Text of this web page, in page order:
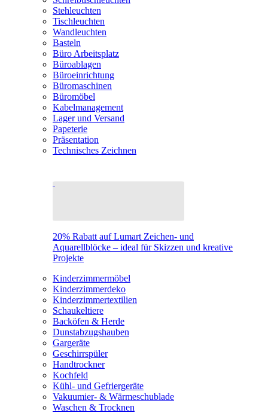
Stehleuchten
Tischleuchten
Wandleuchten
Basteln
Büro Arbeitsplatz
Büroablagen
Büroeinrichtung
Büromaschinen
Büromöbel
Kabelmanagement
Lager und Versand
Papeterie
Präsentation
Technisches Zeichnen
20% Rabatt auf Lumart Zeichen- und
Aquarellblöcke – ideal für Skizzen und kreative
Projekte
Kinderzimmermöbel
Kinderzimmerdeko
Kinderzimmertextilien
Schaukeltiere
Backöfen & Herde
Dunstabzugshauben
Gargeräte
Geschirrspüler
Handtrockner
Kochfeld
Kühl- und Gefriergeräte
Vakuumier- & Wärmeschublade
Waschen & Trocknen